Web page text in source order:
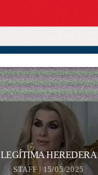
LEGÍTIMA HEREDERA
STAFF | 15/05/2025